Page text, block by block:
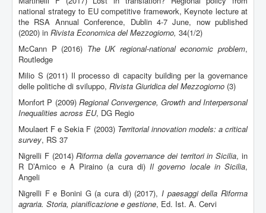
national strategy to EU competitive framework, Keynote lecture at
the RSA Annual Conference, Dublin 4-7 June, now published
(2020) in Rivista Economica del Mezzogiorno, 34(1/2)
McCann P (2016) The UK regional-national economic problem,
Routledge
Milio S (2011) Il processo di capacity building per la governance
delle politiche di sviluppo, Rivista Giuridica del Mezzogiorno (3)
Monfort P (2009) Regional Convergence, Growth and Interpersonal
Inequalities across EU, DG Regio
Moulaert F e Sekia F (2003) Territorial innovation models: a critical
survey, RS 37
Nigrelli F (2014)Riforma della governance dei territori in Sicilia, in
R D’Amico e A Piraino (a cura di) Il governo locale in Sicilia,
Angeli
Nigrelli F e Bonini G (a cura di) (2017), I paesaggi della Riforma
agraria. Storia, pianificazione e gestione, Ed. Ist. A. Cervi